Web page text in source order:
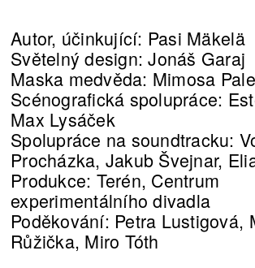
Autor, účinkující: Pasi Mäkelä
Světelný design: Jonáš Garaj
Maska medvěda: Mimosa Pale
Scénografická spolupráce:
Max Lysáček
Spolupráce na soundtracku:
Procházka, Jakub Švejnar,
Produkce: Terén, Centrum
experimentálního divadla
Poděkování: Petra Lustigová,
Růžička, Miro Tóth